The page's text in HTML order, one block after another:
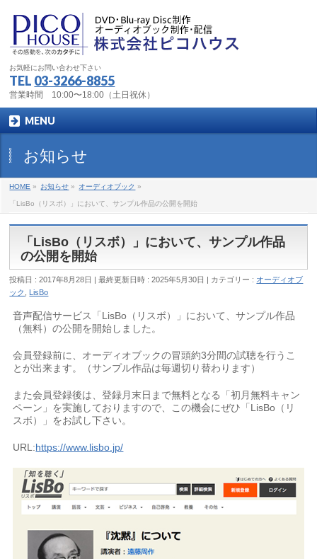
お気軽にお問い合わせ下さい
TEL 03-3266-8855
営業時間 10:00〜18:00（土日祝休）
MENU
お知らせ
HOME » お知らせ » オーディオブック »
「LisBo（リスボ）」において、サンプル作品の公開を開始
「LisBo（リスボ）」において、サンプル作品
の公開を開始
投稿日 : 2017年8月28日 最終更新日時 : 2025年5月30日 カテゴリー : オーディオブ
ック
LisBo
音声配信サービス「LisBo（リスボ）」において、サンプル作品
（無料）の公開を開始しました。
会員登録前に、オーディオブックの冒頭約3分間の試聴を行うこ
とが出来ます。（サンプル作品は毎週切り替わります）
また会員登録後は、登録月末日まで無料となる「初月無料キャン
ペーン」を実施しておりますので、この機会にぜひ「LisBo（リ
スボ）」をお試し下さい。
URL:https://www.lisbo.jp/